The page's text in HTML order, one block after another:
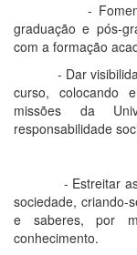
- Fomentar a
graduação e pós-
com a formação
- Dar visibilidade
curso, colocando
missões da
responsabilidade
- Estreitar as
sociedade, criando-
e saberes, por
conhecimento.